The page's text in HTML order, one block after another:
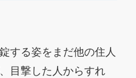
する姿をまだ他の住人
目撃した人からすれ